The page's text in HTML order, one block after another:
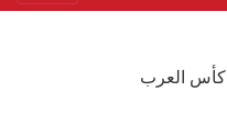
كأس العرب